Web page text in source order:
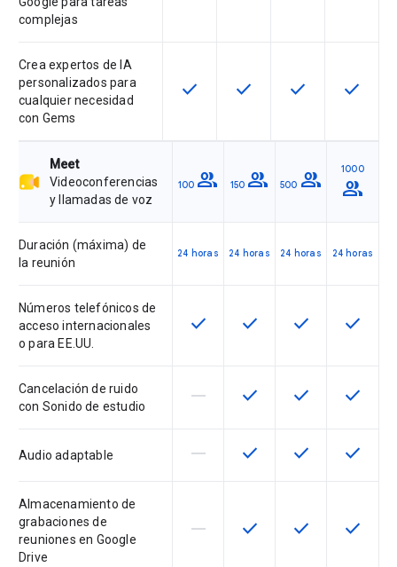
complejas
Crea expertos de IA
personalizados para
cualquier necesidad
con Gems
Esta función está disponible en
check Esta función está
check Esta función
check Esta
check
Meet
Videoconferencias
y llamadas de voz
100 group 150 group 500 group 1000
group
Duración (máxima) de
la reunión
24 horas 24 horas 24 horas 24 horas
Números telefónicos de
acceso internacionales
o para EE.UU.
Esta función está disponible en
check Esta función está
check Esta función
check Esta
check
Cancelación de ruido
con Sonido de estudio
Esta función no está disponible
horizontal_rule Esta función está
check Esta función
check Esta
check
Audio adaptable Esta función no está disponible
horizontal_rule Esta función está
check Esta función
check Esta
check
Almacenamiento de
grabaciones de
reuniones en Google
Drive
Esta función no está disponible
horizontal_rule Esta función está
check Esta función
check Esta
check